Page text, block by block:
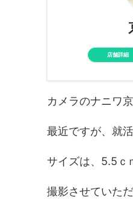
店舗詳細
カメラのナニワ
最近ですが、就
サイズは、5.5ｃ
撮影させていた